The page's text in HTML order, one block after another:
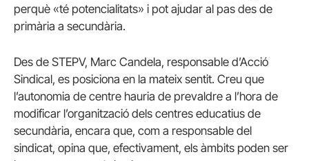
perquè «té potencialitats» i pot ajudar al pas des de
primària a secundària.
Des de STEPV, Marc Candela, responsable d’Acció
Sindical, es posiciona en la mateix sentit. Creu que
l’autonomia de centre hauria de prevaldre a l’hora de
modificar l’organització dels centres educatius de
secundària, encara que, com a responsable del
sindicat, opina que, efectivament, els àmbits poden ser